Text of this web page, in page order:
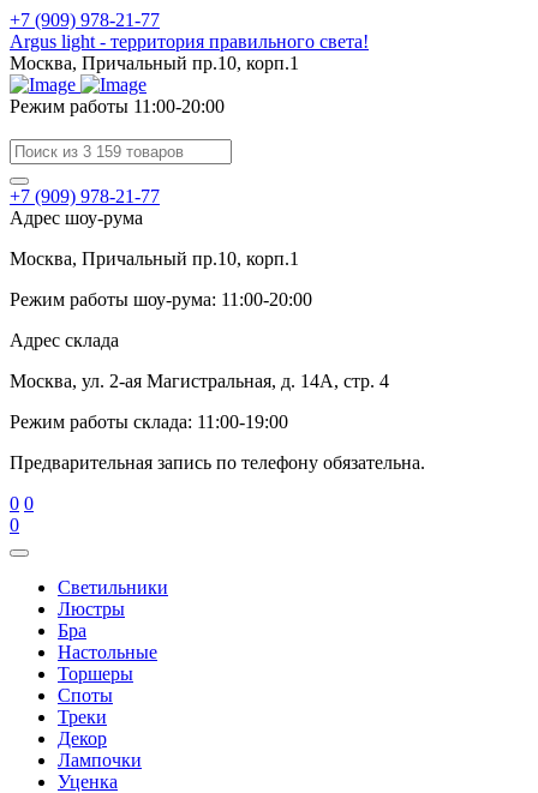
+7 (909) 978-21-77
Argus light - территория правильного света!
Москва, Причальный пр.10, корп.1
Режим работы 11:00-20:00
+7 (909) 978-21-77
Адрес шоу-рума
Москва, Причальный пр.10, корп.1
Режим работы шоу-рума: 11:00-20:00
Адрес склада
Москва, ул. 2-ая Магистральная, д. 14А, стр. 4
Режим работы склада: 11:00-19:00
Предварительная запись по телефону обязательна.
0 0
0
Cветильники
Люстры
Бра
Настольные
Торшеры
Споты
Треки
Декор
Лампочки
Уценка